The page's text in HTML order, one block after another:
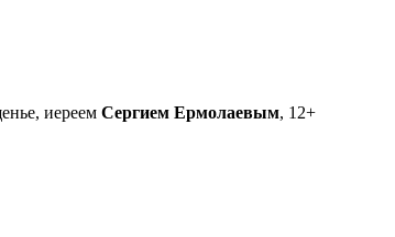
иереем Сергием Ермолаевым, 12+